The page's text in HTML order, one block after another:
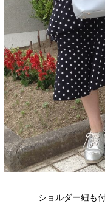
ショルダー紐も